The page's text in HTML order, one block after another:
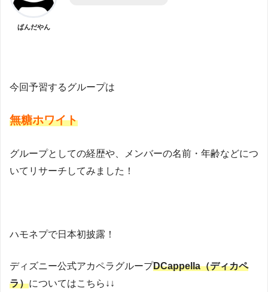
ぱんだやん
今回予習するグループは
無糖ホワイト
グループとしての経歴や、メンバーの名前・年齢などにつ
いてリサーチしてみました！
ハモネプで日本初披露！
ディズニー公式アカペラグループDCappella（ディカペ
ラ）についてはこちら↓↓